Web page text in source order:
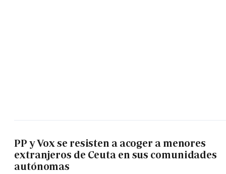
PP y Vox se resisten a acoger a menores
extranjeros de Ceuta en sus comunidades
autónomas